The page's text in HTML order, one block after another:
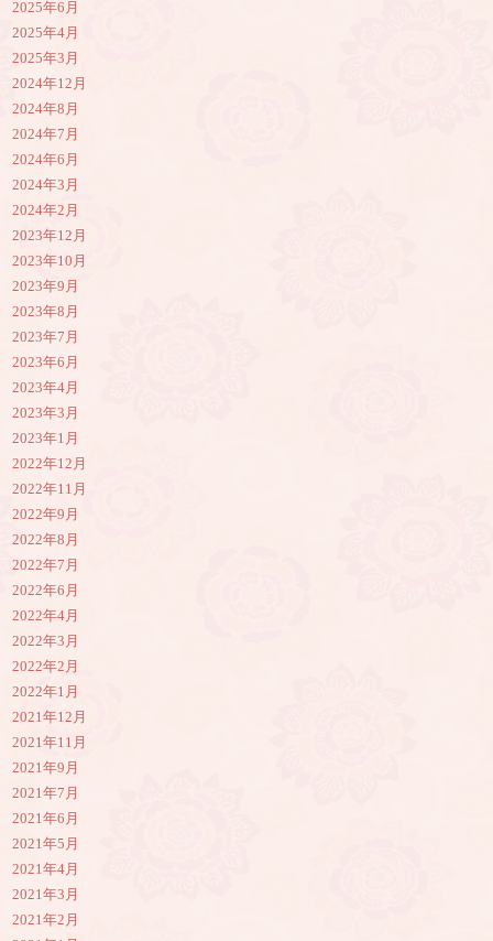
2025年6月
2025年4月
2025年3月
2024年12月
2024年8月
2024年7月
2024年6月
2024年3月
2024年2月
2023年12月
2023年10月
2023年9月
2023年8月
2023年7月
2023年6月
2023年4月
2023年3月
2023年1月
2022年12月
2022年11月
2022年9月
2022年8月
2022年7月
2022年6月
2022年4月
2022年3月
2022年2月
2022年1月
2021年12月
2021年11月
2021年9月
2021年7月
2021年6月
2021年5月
2021年4月
2021年3月
2021年2月